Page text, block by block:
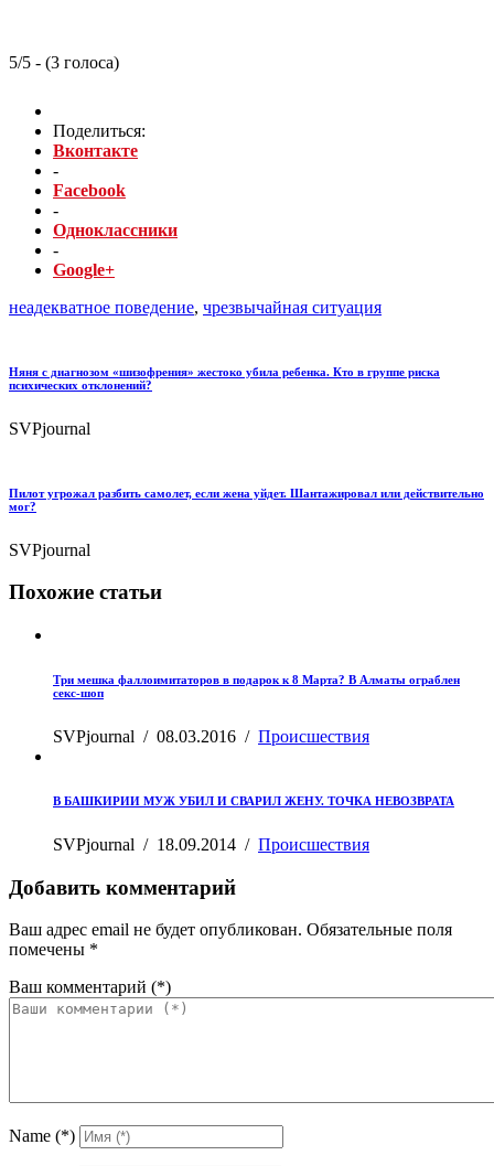
5/5 - (3 голоса)
Поделиться:
Вконтакте
-
Facebook
-
Одноклассники
-
Google+
неадекватное поведение, чрезвычайная ситуация
Няня с диагнозом «шизофрения» жестоко убила ребенка. Кто в группе риска
психических отклонений?
SVPjournal
Пилот угрожал разбить самолет, если жена уйдет. Шантажировал или действительно
мог?
SVPjournal
Похожие статьи
Три мешка фаллоимитаторов в подарок к 8 Марта? В Алматы ограблен
секс-шоп
SVPjournal / 08.03.2016 / Происшествия
В БАШКИРИИ МУЖ УБИЛ И СВАРИЛ ЖЕНУ. ТОЧКА НЕВОЗВРАТА
SVPjournal / 18.09.2014 / Происшествия
Добавить комментарий
Ваш адрес email не будет опубликован. Обязательные поля
помечены *
Ваш комментарий (*)
Name (*)